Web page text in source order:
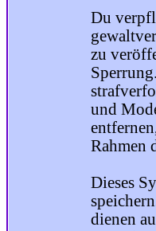
Du
zu
und
Rahmen
Dieses
dienen